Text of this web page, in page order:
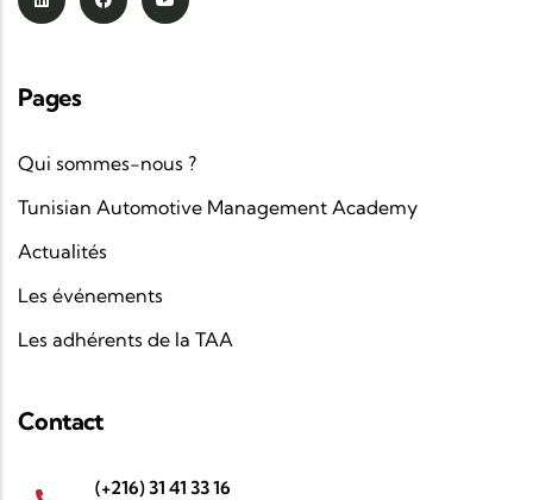
Pages
Qui sommes-nous ?
Tunisian Automotive Management Academy
Actualités
Les événements
Les adhérents de la TAA
Contact
(+216) 31 41 33 16